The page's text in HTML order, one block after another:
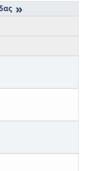
»